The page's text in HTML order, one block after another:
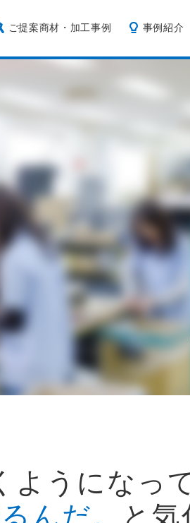
ご提案商材・加工事例 事例紹介
ようになって
んだ。
と気